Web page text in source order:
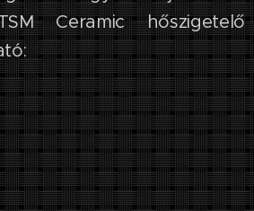
Ceramic hőszigetelő